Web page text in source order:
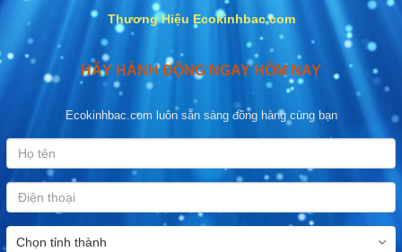
Thương Hiệu Ecokinhbac.com
HÃY HÀNH ĐỘNG NGAY HÔM NAY
Ecokinhbac.com luôn sẵn sàng đồng hàng cùng bạn